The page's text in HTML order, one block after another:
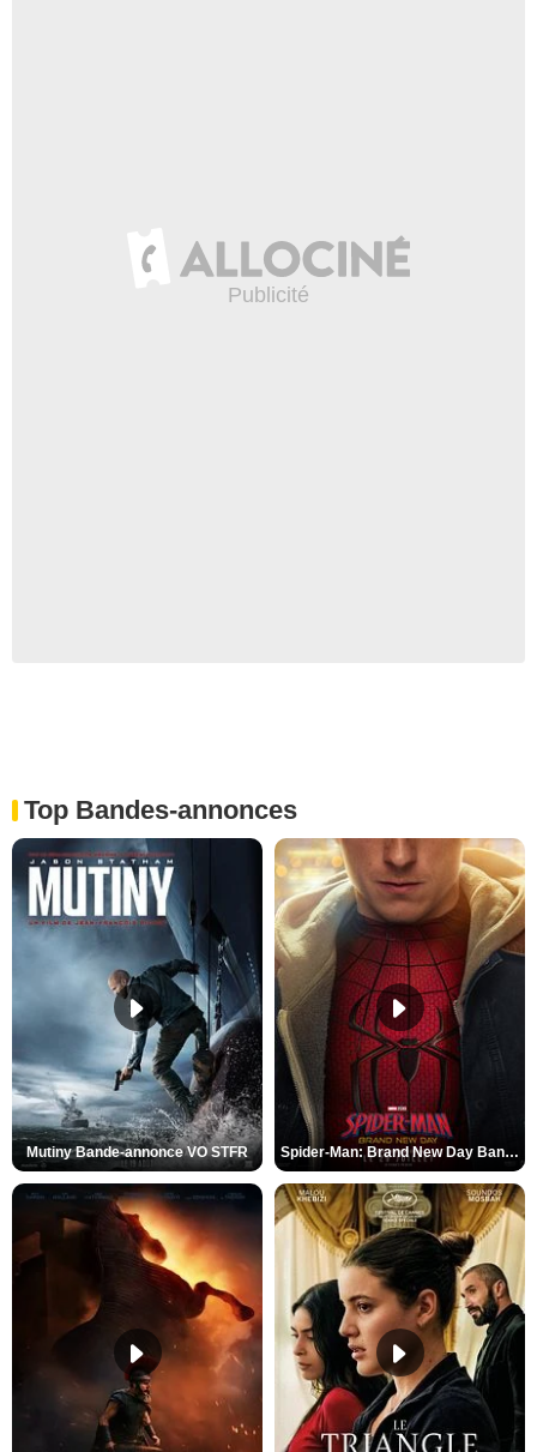
Top Bandes-annonces
Mutiny Bande-annonce VO STFR Spider-Man: Brand New Day Bande-annonce VO STFR